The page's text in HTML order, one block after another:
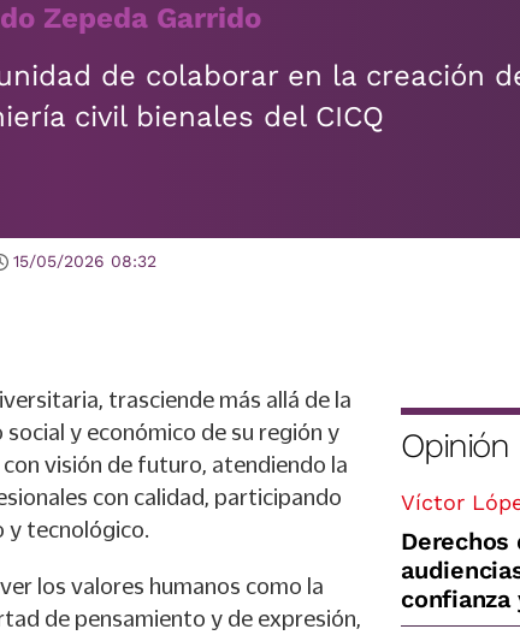
Zepeda Garrido
de colaborar en la creación
civil bienales del CICQ
15/05/2026 08:32
trasciende más allá de la
y económico de su región y
visión de futuro, atendiendo la
con calidad, participando
y tecnológico.
los valores humanos como la
de pensamiento y de expresión,
Opinión
Víctor
Derechos
confianza